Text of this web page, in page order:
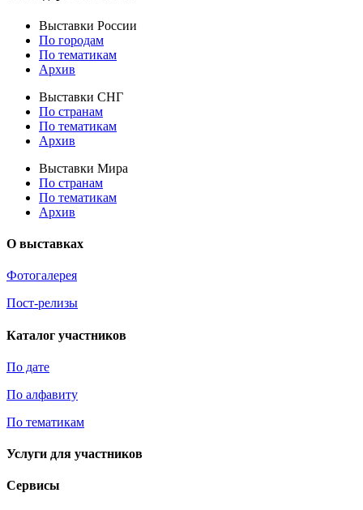
Выставки России
По городам
По тематикам
Архив
Выставки СНГ
По странам
По тематикам
Архив
Выставки Мира
По странам
По тематикам
Архив
О выставках
Фотогалерея
Пост-релизы
Каталог участников
По дате
По алфавиту
По тематикам
Услуги для участников
Сервисы